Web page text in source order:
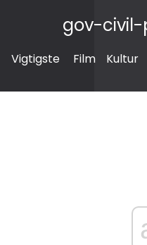
gov-civil-
Vigtigste Film Kultur